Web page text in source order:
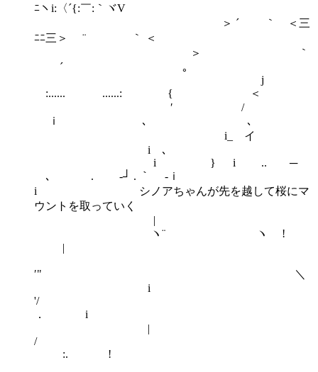
ﾆヽi:〈´{:￣:｀ヾV
＞ ´ ｀ ＜三
ﾆﾆ三＞ ¨ ｀ ＜
＞ ｀
´ ｡
j
:...... ......: { ＜
′ /
ｉ ､ ､
i_ イ
i ､
i } i .. ─
､ . ‐┘ . ｀ -ｉ
i シノアちゃんが先を越して桜にマ
ウントを取っていく
|
ゝ ヽ¨ ヽ !
|
′" ＼
i
'/
． i
|
/
:. !